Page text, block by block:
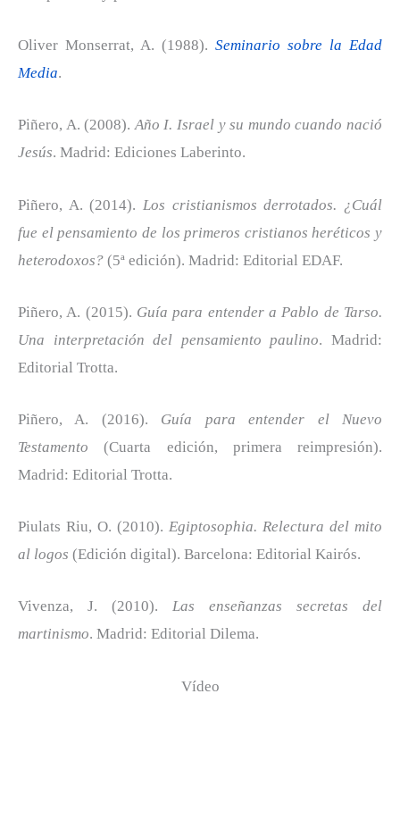
Oliver Monserrat, A. (1988). Seminario sobre la Edad
Media.
Piñero, A. (2008).Año I. Israel y su mundo cuando nació
Jesús. Madrid: Ediciones Laberinto.
Piñero, A. (2014). Los cristianismos derrotados. ¿Cuál
fue el pensamiento de los primeros cristianos heréticos y
heterodoxos? (5ª edición). Madrid: Editorial EDAF.
Piñero, A. (2015). Guía para entender a Pablo de Tarso.
Una interpretación del pensamiento paulino. Madrid:
Editorial Trotta.
Piñero, A. (2016). Guía para entender el Nuevo
Testamento (Cuarta edición, primera reimpresión).
Madrid: Editorial Trotta.
Piulats Riu, O. (2010). Egiptosophia. Relectura del mito
al logos (Edición digital). Barcelona: Editorial Kairós.
Vivenza, J. (2010). Las enseñanzas secretas del
martinismo. Madrid: Editorial Dilema.
Vídeo